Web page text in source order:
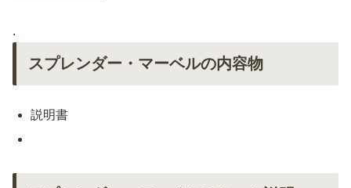
.
スプレンダー・マーベルの内容物
説明書